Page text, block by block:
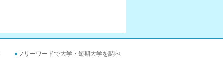
●フリーワードで大学・短期大学を調べ